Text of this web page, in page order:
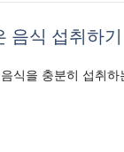
음식 섭취하기
식을 충분히 섭취